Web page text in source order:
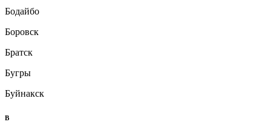
Бодайбо
Боровск
Братск
Бугры
Буйнакск
В